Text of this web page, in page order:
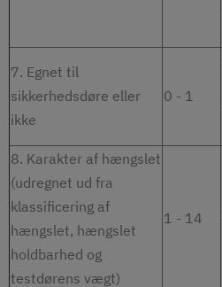
7. Egnet til
sikkerhedsdøre eller
ikke
0 - 1
8. Karakter af hængslet
(udregnet ud fra
klassificering af
hængslet, hængslet
holdbarhed og
testdørens vægt)
1 - 14